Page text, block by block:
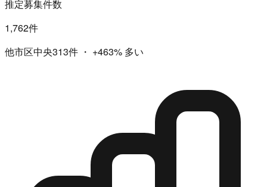
推定募集件数
1,762件
他市区中央313件 ・ +463% 多い